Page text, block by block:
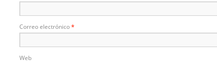
Correo electrónico*
Web